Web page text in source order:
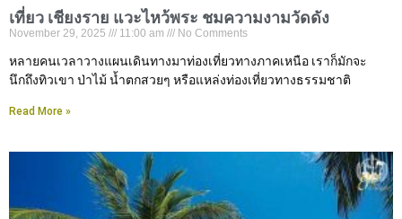
เที่ยว เชียงราย แวะไหว้พระ ชมความงามวัดดัง
November 29, 2025 11:00 am No Comments
หลายคนเวลาวางแผนเดินทางมาท่องเที่ยวทางภาคเหนือ เราก็มักจะ
นึกถึงทิวเขา ป่าไม้ น้ำตกสวยๆ หรือแหล่งท่องเที่ยวทางธรรมชาติ
Read More »